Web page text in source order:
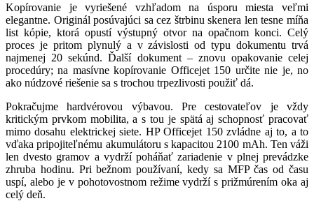
Kopírovanie je vyriešené vzhľadom na úsporu miesta veľmi
elegantne. Originál posúvajúci sa cez štrbinu skenera len tesne míňa
list kópie, ktorá opustí výstupný otvor na opačnom konci. Celý
proces je pritom plynulý a v závislosti od typu dokumentu trvá
najmenej 20 sekúnd. Ďalší dokument – znovu opakovanie celej
procedúry; na masívne kopírovanie Officejet 150 určite nie je, no
ako núdzové riešenie sa s trochou trpezlivosti použiť dá.
Pokračujme hardvérovou výbavou. Pre cestovateľov je vždy
kritickým prvkom mobilita, a s tou je spätá aj schopnosť pracovať
mimo dosahu elektrickej siete. HP Officejet 150 zvládne aj to, a to
vďaka pripojiteľnému akumulátoru s kapacitou 2100 mAh. Ten váži
len dvesto gramov a vydrží poháňať zariadenie v plnej prevádzke
zhruba hodinu. Pri bežnom používaní, kedy sa MFP čas od času
uspí, alebo je v pohotovostnom režime vydrží s prižmúrením oka aj
celý deň.